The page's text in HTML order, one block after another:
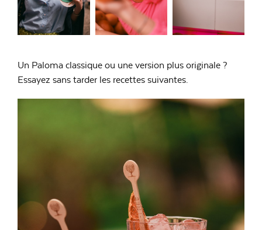
Un Paloma classique ou une version plus originale ?
Essayez sans tarder les recettes suivantes.